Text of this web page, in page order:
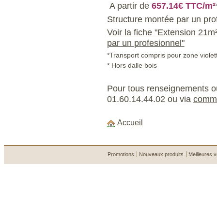
A partir de 657.14€ TTC/m²
Structure montée par un
Voir la fiche "Extension
par un profesionnel"
*Transport compris pour zone
* Hors dalle bois
Pour tous renseignements
01.60.14.44.02 ou via
Accueil
Promotions Nouveaux produits Meilleures